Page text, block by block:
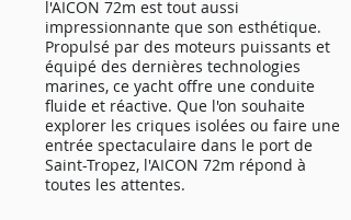
l'AICON 72m est tout aussi
impressionnante que son esthétique.
Propulsé par des moteurs puissants et
équipé des dernières technologies
marines, ce yacht offre une conduite
fluide et réactive. Que l'on souhaite
explorer les criques isolées ou faire une
entrée spectaculaire dans le port de
Saint-Tropez, l'AICON 72m répond à
toutes les attentes.